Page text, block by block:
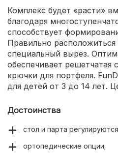
Комплекс будет «расти»
благодаря
способствует
Правильно расположиться
специальный вырез.
обеспечивает решетчатая
крючки для портфеля.
для детей от 3 до 14 лет.
Достоинства
стол и парта
ортопедические опции;